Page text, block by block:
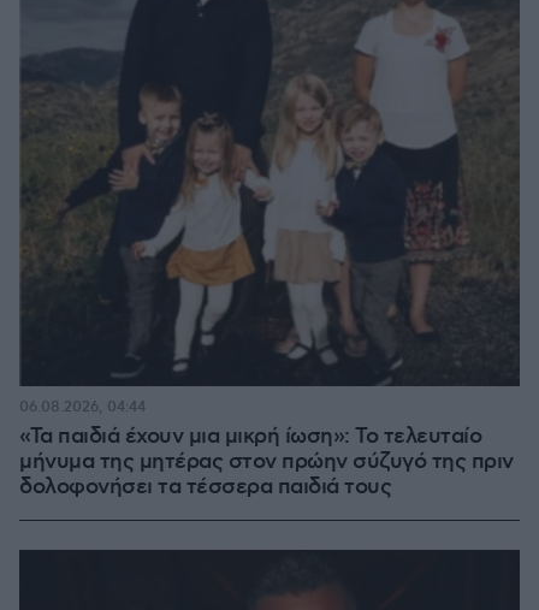
«Τα παιδιά έχουν μια μικρή ίωση»: Το τελευταίο
μήνυμα της μητέρας στον πρώην σύζυγό της πριν
δολοφονήσει τα τέσσερα παιδιά τους
06.08.2026, 04:44